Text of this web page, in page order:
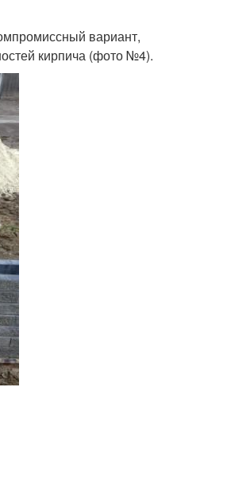
вариант,
кирпича (фото №4).